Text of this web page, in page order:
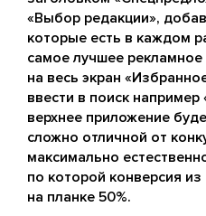
«Выбор редакции»,
которые есть в каждом
самое лучшее
на весь экран
ввести в поиск например
верхнее приложение
сложно отличной от
максимально
по которой конверсия
на планке 50%.